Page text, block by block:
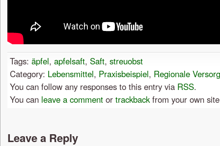
Tags: äpfel, apfelsaft, Saft, streuobst
Category: Lebensmittel, Praxisbeispiel, Regionale
You can follow any responses to this entry via RSS.
You can leave a comment or trackback from your own
Leave a Reply